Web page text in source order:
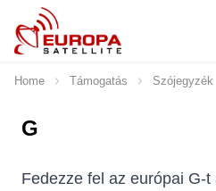
Skip to Content
Home Támogatás Szójegyzék
G
Fedezze fel az európai G-t